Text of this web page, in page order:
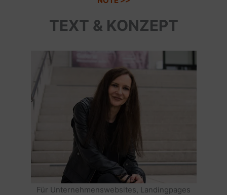
TEXT & KONZEPT
Für Unternehmenswebsites, Landingpages